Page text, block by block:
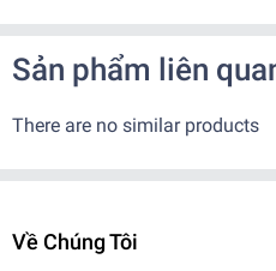
hàng
✨Cá nuôi dưỡng và sinh sản tại
✨Cá nhập khẩu rõ nguồn gốc,
✨Ngoài ra khi mua hàng, trại
✨Khi nhận hàng vui lòng quay
Sản phẩm liên
There are no similar products
Về Chúng Tôi